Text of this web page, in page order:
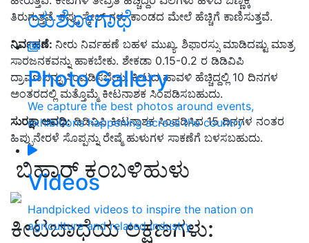
ಯಶೋಗಾಥೆ
Photo Gallery
We capture the best photos around events,
exhibitions happening across the country
Videos
Handpicked videos to inspire the nation on
agriculture and related industry
ತಿರುಗುತ್ತವೆ.ಕಪ್ಪು ಸ್ಕೇಲ್ ಗಳು ಕಾಂಡದ ಮೇಲೆ ಹೆಚ್ಚಿಗೆ ಕಾಣಿಸುತ್ತವೆ.
ನಿರ್ವಹಣೆ: ನೀರು ನಿರ್ವಹಣೆ ಬಹಳ ಮುಖ್ಯ. ಶಿಫಾರಸ್ಸು ಮಾಡಿದಷ್ಟು ಮಾತ್ರ
ಸಾರಜನಕವನ್ನು ಹಾಕಬೇಕು. ಶೇಕಡಾ 0.15-0.2 ರ ಡಿಡಿವಿಪಿ
ದ್ರಾವಣವನ್ನು ಸಿಂಪಡಿಸಬೇಕು. ಕೀಟದ ಹಾವಳಿ ಹೆಚ್ಚಿದ್ದಲ್ಲಿ 10 ದಿನಗಳ
ಅಂತರದಲ್ಲಿ ಮತ್ತೊಮ್ಮೆ ಕೀಟನಾಶಕ ಸಿಂಪಡಿಸಬಹುದು.
ಸುರಕ್ಷಾ ಅವಧಿ: ಡಿಡಿವಿಪಿ ಕೀಟನಾಶಕ ಸಿಂಪಡಿಸಿದ15ದಿನಗಳ ನಂತರ
ಹಿಪ್ಪುನೇರಳೆ ಸೊಪ್ಪನ್ನು ರೇಷ್ಮೆ ಹುಳುಗಳ ಸಾಕಣೆಗೆ ಬಳಸಬಹುದು.
ಬಿಹಾರ್ ಕಂಬಳಿಹುಳು
ಕೀಟಬಾಧೆಯ ಲಕ್ಷಣಗಳು: